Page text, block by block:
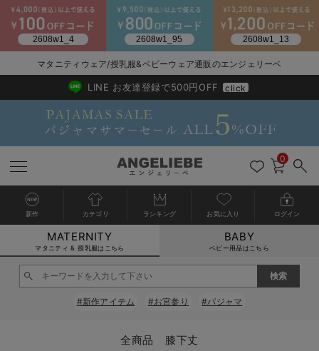
マタニティウェア全て
マタニティ ワンピース
マタニティ 下着・インナー全て
授乳ブラ・マタニティブラ（マタニティインナー・産後用品）
授乳服全て
マタニティ フォーマル全て
マタニティ スーツ
授乳用品全て
妊婦用 抱き枕・授乳クッション
マタニティレッグウェア全て
マタニティストッキング・タイツ
マタニティ ボディケア全て
アウトレット全て
【アウトレット】ワンピース
特集全て
再入荷全て
再入荷｜インナー
戻る
送料無料アイテム全て
ワンピース
戻る
ブラキャミ おまとめ
戻る
【37周年祭セール】
【37周年祭セール】
戻る
気温差別オススメア
【15℃】3月下旬～
戻る
動きやすく着回しで
戻る
強撚スムース(コスパ
戻る
マタニティウェア
【おまとめ割】パジ
戻る
こだわりの履き心地
カジュアル
戻る
ジャケット派
戻る
出産準備応援割全て
マタニティパジャマ
戻る
【オフィスカジュア
戻る
レギンスタイプ
戻る
【フォーマル】ワン
戻る
【ベビー】長袖
戻る
ハンカチ
戻る
快適ウェア10%OFF
戻る
春のマタニティワン
セットアップ・ レイ
戻る
Gift Selection 出産
〜3,000円（税込）
戻る
冬の冷え対策インナ
薄くてあったか
戻る
入院準備の持ち物チ
入院してすぐ使うグ
戻る
冬のあったか特集全て
【冬のあったか特集
マタニティウェア/授乳服&ベビーウェア通販のエンジェリーベ
2026/NewArrival
送料495円(一部地域を除く) 7,700円以上で送料無料
LINE お友達登録で500円OFF click
0
新作 カテゴリ ランキング お気に入り ログイン
MATERNITY
マタニティ & 授乳服はこちら
BABY
ベビー用品はこちら
#新作アイテム #お宮参り #パジャマ
全商品 膝下丈
カートに入れる
閉じる